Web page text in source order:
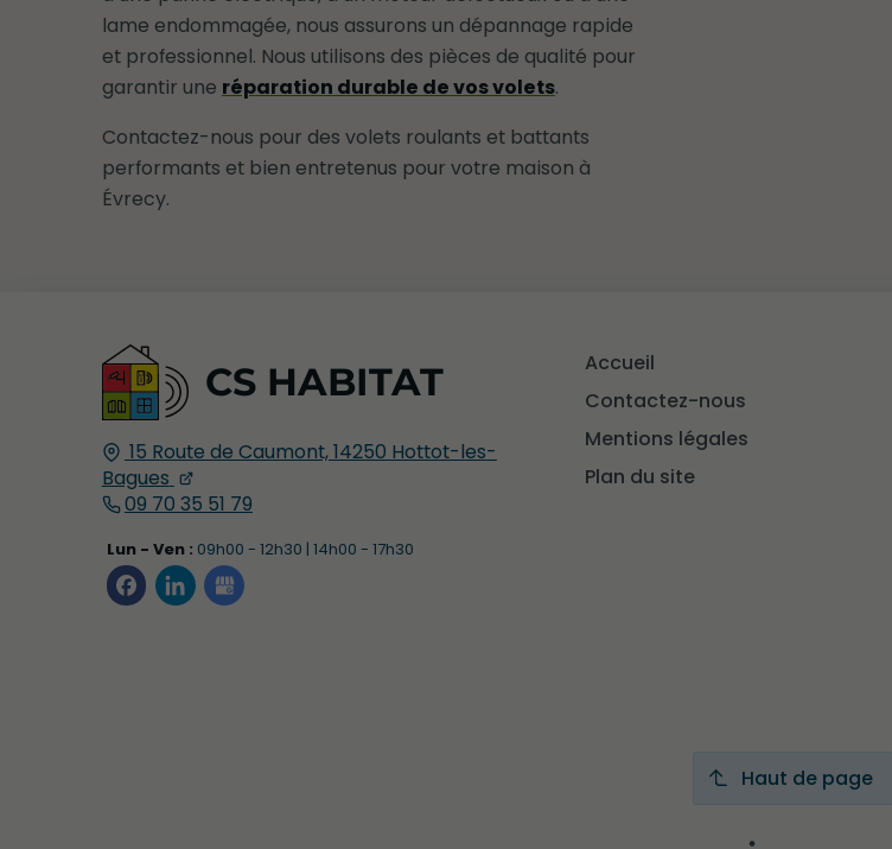
lame endommagée, nous assurons un dépannage rapide
et professionnel. Nous utilisons des pièces de qualité pour
garantir une réparation durable de vos volets.
Contactez-nous pour des volets roulants et battants
performants et bien entretenus pour votre maison à
Évrecy.
CS HABITAT
15 Route de Caumont,14250 Hottot-les-
Bagues
09 70 35 51 79
Lun - Ven : 09h00 - 12h30 | 14h00 - 17h30
Accueil
Contactez-nous
Mentions légales
Plan du site
Haut de page